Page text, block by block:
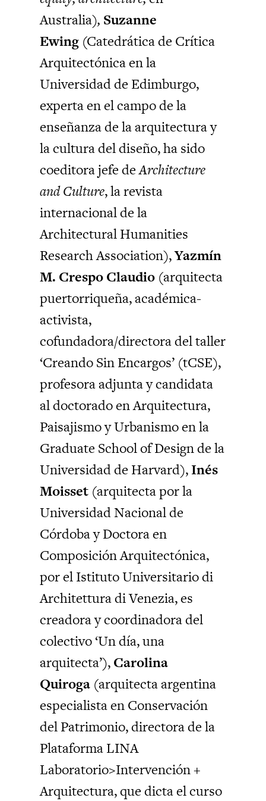
Australia), Suzanne
Ewing (Catedrática de Crítica
Arquitectónica en la
Universidad de Edimburgo,
experta en el campo de la
enseñanza de la arquitectura y
la cultura del diseño, ha sido
coeditora jefe deArchitecture
and Culture, la revista
internacional de la
Architectural Humanities
Research Association),Yazmín
M. Crespo Claudio (arquitecta
puertorriqueña, académica-
activista,
cofundadora/directora del taller
‘Creando Sin Encargos’ (tCSE),
profesora adjunta y candidata
al doctorado en Arquitectura,
Paisajismo y Urbanismo en la
Graduate School of Design de la
Universidad de Harvard),Inés
Moisset (arquitecta por la
Universidad Nacional de
Córdoba y Doctora en
Composición Arquitectónica,
por el Istituto Universitario di
Architettura di Venezia, es
creadora y coordinadora del
colectivo ‘Un día, una
arquitecta’),Carolina
Quiroga (arquitecta argentina
especialista en Conservación
del Patrimonio, directora de la
Plataforma LINA
Laboratorio>Intervención +
Arquitectura, que dicta el curso